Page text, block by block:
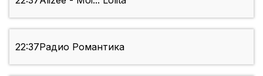
22:37Радио Романтика